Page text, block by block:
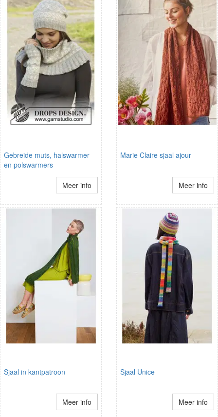
Gebreide muts, halswarmer
en polswarmers
Meer info
Marie Claire sjaal ajour
Meer info
Sjaal in kantpatroon
Meer info
Sjaal Unice
Meer info